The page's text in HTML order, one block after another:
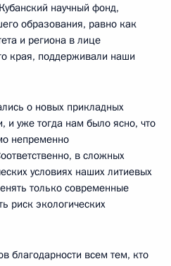
научный фонд,
образования, равно как
и региона в лице
края, поддерживали наши
о новых прикладных
и уже тогда нам было ясно, что
непременно
в сложных
условиях наших литиевых
только современные
риск экологических
благодарности всем тем, кто